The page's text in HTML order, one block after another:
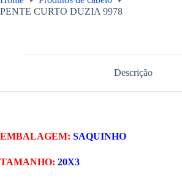
PENTE CURTO DUZIA 9978
Descrição
EMBALAGEM: SAQUINHO
TAMANHO: 20X3